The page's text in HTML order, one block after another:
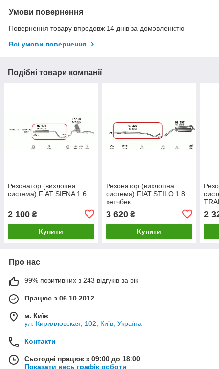
Умови повернення
Повернення товару впродовж 14 днів за домовленістю
Всі умови повернення
Подібні товари компанії
Резонатор (вихлопна
система) FIAT SIENA 1.6
2 100 ₴
Купити
Резонатор (вихлопна
система) FIAT STILO 1.8
хетчбек
3 620₴
Купити
2
Про нас
99% позитивних з 243 відгуків за рік
Працює з 06.10.2012
м. Київ
ул. Кирилловская, 102, Київ, Україна
Контакти
Сьогодні працює з 09:00 до 18:00
Показати весь графік роботи